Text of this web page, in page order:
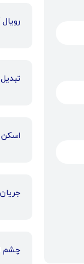
اسکن
چشم